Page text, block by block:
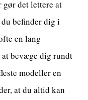
gør det lettere at
befinder dig i
en lang
bevæge dig rundt
modeller en
at du altid kan